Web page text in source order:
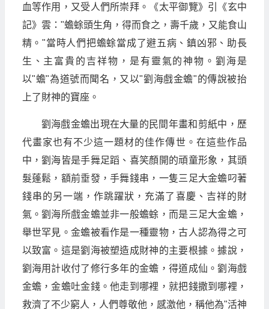
血等作用，又受人們所崇拜。《太平御覽》引《玄中
記》雲："蟾蜍頭生角，得而食之，壽千歲，又能食山
精。"當時人們把蟾蜍當成了避五病、鎮凶邪、助長
生、主富貴的吉祥物，是有靈氣的神物。劉海是
以"蟾"為道號而聞名，又以"劉海戲金蟾"的傳說被抬
上了財神的寶座。
劉海戲金蟾出現在大量的民間年畫和剪紙中，歷
代畫家也有不少這一題材的佳作傳世。在這些作品
中，劉海皆是手舞足蹈、喜笑顏開的頑童形象，其頭
髮蓬鬆，額前垂發，手舞錢串，一隻三足大金蟾叼著
錢串的另一端，作跳躍狀，充滿了喜慶、吉祥的財
氣。劉海所戲金蟾並非一般蟾蜍，而是三足大金蟾，
舉世罕見。金蟾被看作是一種靈物，古人認為得之可
以致富。這是劉海被塑造成財神的主要根據。據說，
劉海用計收付了修行多年的金蟾，得道成仙。劉海戲
金蟾，金蟾吐金錢。他走到哪裡，就把錢撒到哪裡，
救濟了不少窮人，人們尊敬他，感激他，稱他為"活神